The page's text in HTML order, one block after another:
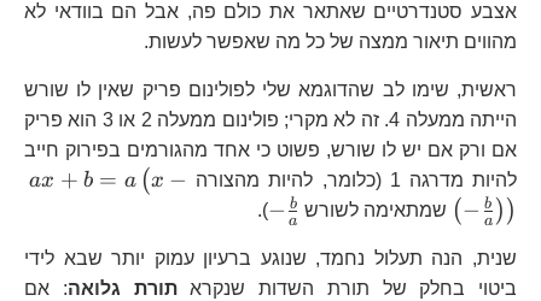
אצבע סטנדרטיים שאתאר את כולם פה, אבל הם בוודאי לא
מהווים תיאור ממצה של כל מה שאפשר לעשות.
ראשית, שימו לב שהדוגמא שלי לפולינום פריק שאין לו שורש
הייתה ממעלה 4. זה לא מקרי; פולינום ממעלה 2 או 3 הוא פריק
אם ורק אם יש לו שורש, פשוט כי אחד מהגורמים בפירוק חייב
להיות מדרגה 1 (כלומר, להיות מהצורה
ax + b = a (x −
(− a
b ) ) שמתאימה לשורש
-
{a}
− a
b
).
שנית, הנה תעלול נחמד, שנוגע ברעיון עמוק יותר שבא לידי
ביטוי בחלק של תורת השדות שנקראתורת גלואה: אם